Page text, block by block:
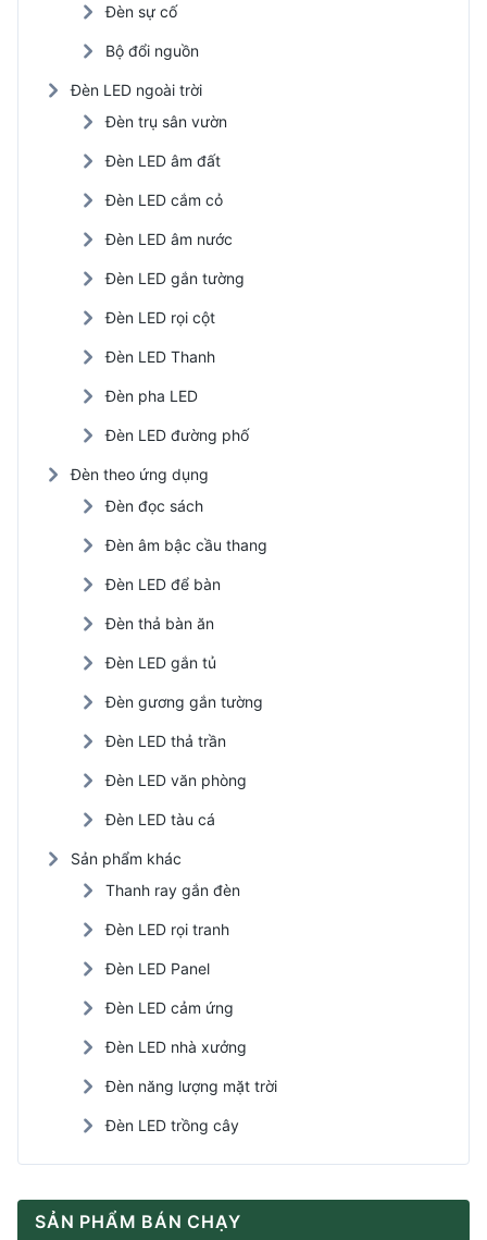
Đèn sự cố
Bộ đổi nguồn
Đèn LED ngoài trời
Đèn trụ sân vườn
Đèn LED âm đất
Đèn LED cắm cỏ
Đèn LED âm nước
Đèn LED gắn tường
Đèn LED rọi cột
Đèn LED Thanh
Đèn pha LED
Đèn LED đường phố
Đèn theo ứng dụng
Đèn đọc sách
Đèn âm bậc cầu thang
Đèn LED để bàn
Đèn thả bàn ăn
Đèn LED gắn tủ
Đèn gương gắn tường
Đèn LED thả trần
Đèn LED văn phòng
Đèn LED tàu cá
Sản phẩm khác
Thanh ray gắn đèn
Đèn LED rọi tranh
Đèn LED Panel
Đèn LED cảm ứng
Đèn LED nhà xưởng
Đèn năng lượng mặt trời
Đèn LED trồng cây
SẢN PHẨM BÁN CHẠY